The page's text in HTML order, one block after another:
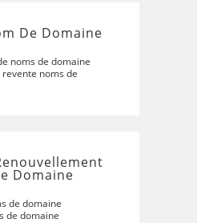
De Domaine
noms de domaine
noms de
Domaine
de domaine
de domaine